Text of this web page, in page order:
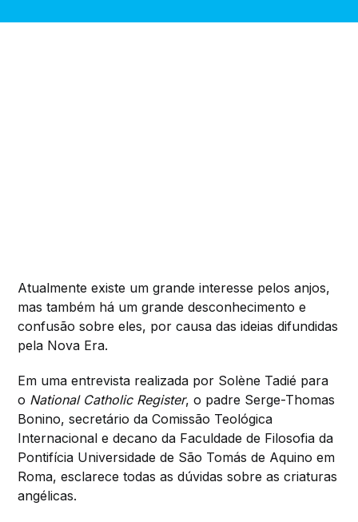
Atualmente existe um grande interesse pelos anjos,
mas também há um grande desconhecimento e
confusão sobre eles, por causa das ideias difundidas
pela Nova Era.
Em uma entrevista realizada por Solène Tadié para
o National Catholic Register, o padre Serge-Thomas
Bonino, secretário da Comissão Teológica
Internacional e decano da Faculdade de Filosofia da
Pontifícia Universidade de São Tomás de Aquino em
Roma, esclarece todas as dúvidas sobre as criaturas
angélicas.